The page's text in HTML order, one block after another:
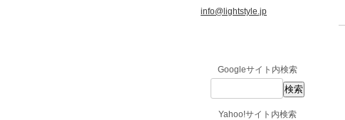
info@lightstyle.jp
Googleサイト内検索
Yahoo!サイト内検索